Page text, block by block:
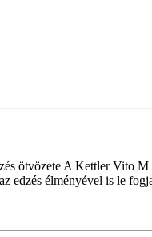
ötvözete A Kettler Vito
edzés élményével is le